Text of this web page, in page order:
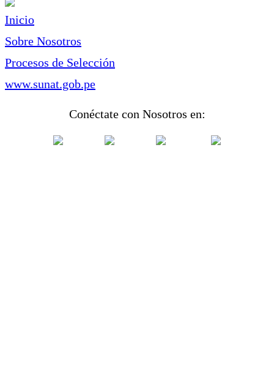
Inicio
Sobre Nosotros
Procesos de Selección
www.sunat.gob.pe
Conéctate con Nosotros en: